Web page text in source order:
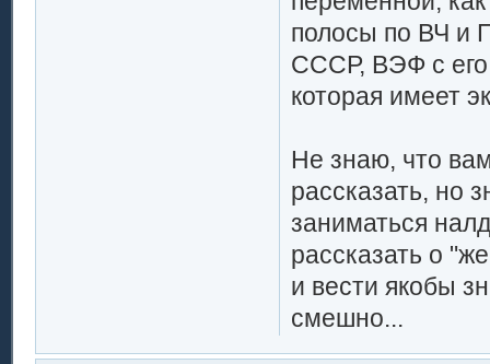
полосы по ВЧ и
СССР, ВЭФ с
которая имеет
Не знаю, что
рассказать, но
заниматься
рассказать о
и вести якобы
смешно...